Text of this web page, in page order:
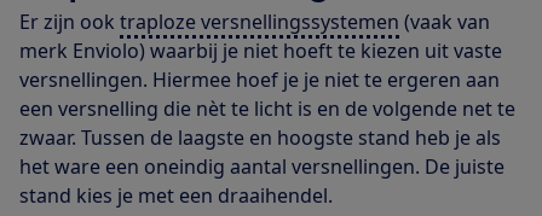
Er zijn ook traploze versnellingssystemen (vaak van
merk Enviolo) waarbij je niet hoeft te kiezen uit vaste
versnellingen. Hiermee hoef je je niet te ergeren aan
een versnelling die nèt te licht is en de volgende net te
zwaar. Tussen de laagste en hoogste stand heb je als
het ware een oneindig aantal versnellingen. De juiste
stand kies je met een draaihendel.